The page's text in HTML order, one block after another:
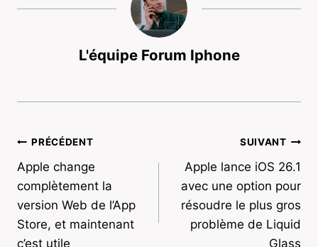
L'équipe Forum Iphone
Navigation
de
l’article
PRÉCÉDENT
Apple change
complètement la
version Web de l’App
Store, et maintenant
c’est utile
SUIVANT
Apple lance iOS 26.1
avec une option pour
résoudre le plus gros
problème de Liquid
Glass